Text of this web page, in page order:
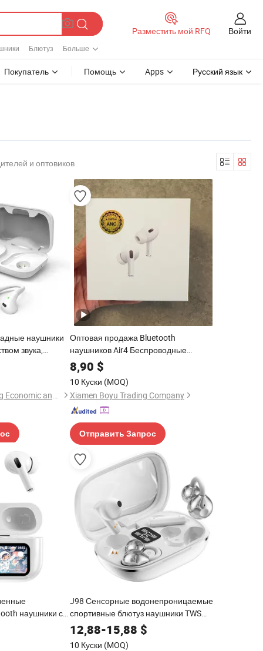
Блютуз Больше
Разместить мой RFQ Войти
Покупатель Помощь Apps Русский язык
и оптовиков
наушники
звука,
работы и
Shenzhen Zhongnong Economic and Trade Supply Chain Co., Ltd.
Оптовая продажа Bluetooth
наушников Air4 Беспроводные
наушники с шумоподавлением
8,90 $
10 Куски (MOQ)
Xiamen Boyu Trading Company
Отправить Запрос
наушники с
по
J98 Сенсорные водонепроницаемые
спортивные блютуз наушники TWS
мини внутриканальные с двумя
микрофонами
12,88-15,88 $
10 Куски (MOQ)